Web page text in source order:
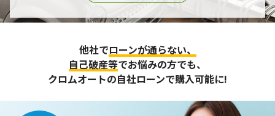
失、破壊、改ざん及び漏えいなどに対する予防ならびに是正
に努め、合理的な安全対策を講じます。
また、個人情報保護に関する法令およびその他の規範を遵守
するとともに、この方針に基づく個人情報保護規程や体制を
定め、その内容を継続的に見直し、改善に努めます。
他社でローンが通らない、
自己破産等でお悩みの方でも、
クロムオートの自社ローンで購入可能に!